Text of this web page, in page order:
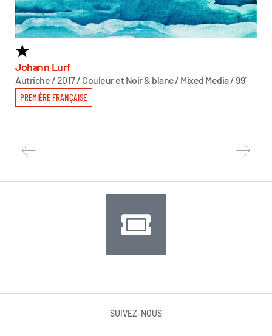
★
Johann Lurf
Autriche / 2017 / Couleur et Noir & blanc / Mixed Media / 99’
PREMIÈRE FRANÇAISE
SUIVEZ-NOUS